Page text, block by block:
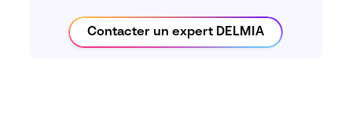
Contacter un expert DELMIA